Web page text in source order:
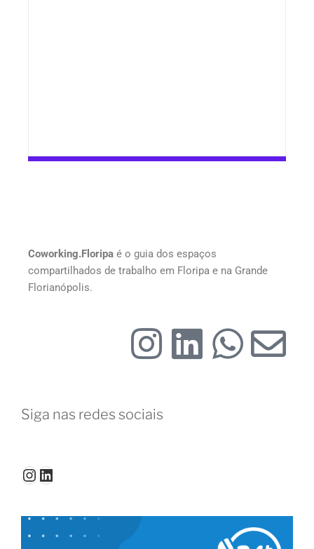
Coworking.Floripa é o guia dos espaços
compartilhados de trabalho em Floripa e na Grande
Florianópolis.
Siga nas redes sociais